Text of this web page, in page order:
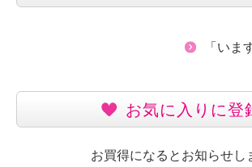
「いま
お気に入りに登
お買得になるとお知らせし